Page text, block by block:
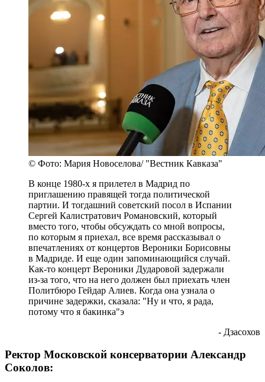
© Фото: Мария Новоселова/ "Вестник Кавказа"
В конце 1980-х я прилетел в Мадрид по
приглашению правящей тогда политической
партии. И тогдашний советский посол в Испании
Сергей Калистратович Романовский, который
вместо того, чтобы обсуждать со мной вопросы,
по которым я приехал, все время рассказывал о
впечатлениях от концертов Вероники Борисовны
в Мадриде. И еще один запоминающийся случай.
Как-то концерт Вероники Дударовой задержали
из-за того, что на него должен был приехать член
Политбюро Гейдар Алиев. Когда она узнала о
причине задержки, сказала: "Ну и что, я рада,
потому что я бакинка"э
- Дзасохов
Ректор Московской консерватории Александр
Соколов: